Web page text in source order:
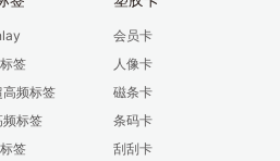
签
高频标签
频标签
签
会员卡
人像卡
磁条卡
条码卡
刮刮卡